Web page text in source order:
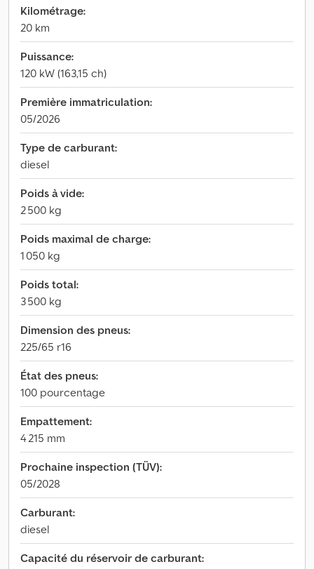
Kilométrage:
20 km
Puissance:
120 kW (163,15 ch)
Première immatriculation:
05/2026
Type de carburant:
diesel
Poids à vide:
2 500 kg
Poids maximal de charge:
1 050 kg
Poids total:
3 500 kg
Dimension des pneus:
225/65 r16
État des pneus:
100 pourcentage
Empattement:
4 215 mm
Prochaine inspection (TÜV):
05/2028
Carburant:
diesel
Capacité du réservoir de carburant: